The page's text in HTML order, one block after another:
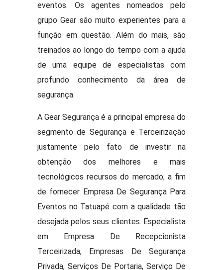
eventos. Os agentes nomeados pelo
grupo Gear são muito experientes para a
função em questão. Além do mais, são
treinados ao longo do tempo com a ajuda
de uma equipe de especialistas com
profundo conhecimento da área de
segurança.
A Gear Segurança é a principal empresa do
segmento de Segurança e Terceirização
justamente pelo fato de investir na
obtenção dos melhores e mais
tecnológicos recursos do mercado; a fim
de fornecer Empresa De Segurança Para
Eventos no Tatuapé com a qualidade tão
desejada pelos seus clientes. Especialista
em Empresa De Recepcionista
Terceirizada, Empresas De Segurança
Privada, Serviços De Portaria, Serviço De